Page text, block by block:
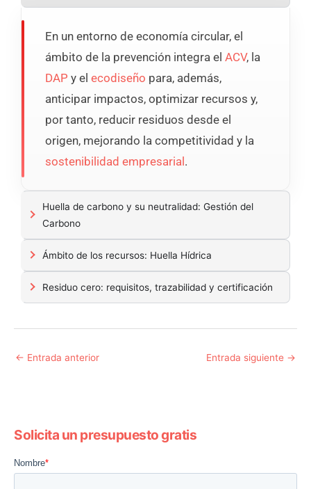
En un entorno de economía circular, el
ámbito de la prevención integra el ACV, la
DAP y el ecodiseño para, además,
anticipar impactos, optimizar recursos y,
por tanto, reducir residuos desde el
origen, mejorando la competitividad y la
sostenibilidad empresarial .
Huella de carbono y su neutralidad: Gestión del
Carbono
Ámbito de los recursos: Huella Hídrica
Residuo cero: requisitos, trazabilidad y certificación
← Entrada anterior Entrada siguiente →
Solicita un presupuesto gratis